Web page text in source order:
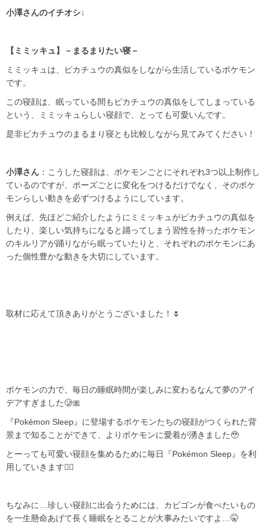
小澤さんのイチオシ↓
【ミミッキュ】－まるまりたい寝－
ミミッキュは、ピカチュウの真似をしながら生活しているポケモン
です。
この寝顔は、眠っている間もピカチュウの真似をしてしまっている
という、ミミッキュらしい寝顔で、とっても可愛いんです。
是非ピカチュウのまるまり寝とも比較しながら見てみてください！
小澤さん ：こうした寝顔は、ポケモンごとにそれぞれ3つ以上制作し
ているのですが、ポーズごとに変化をつけるだけでなく、そのポケ
モンらしい動きを必ずつけるようにしています。
例えば、先ほどご紹介したようにミミッキュがピカチュウの真似を
したり、楽しい気持ちになると踊ってしまう習性を持ったポケモン
のキルリアが踊りながら眠っていたりと、それぞれのポケモンにあ
った個性豊かな動きを大切にしています。
取材に応えて頂きありがとうございました！🌷
ポケモンの力で、毎日の睡眠時間が楽しみに変わるなんて夢のアイ
デアすぎました🥲‎🎀
『Pokémon Sleep』に登場するポケモンたちの寝顔がつくられた背
景まで知ることができて、よりポケモンに愛着が湧きました🥹
とーっても可愛い寝顔を集めるために毎日『Pokémon Sleep』を利
用していきます✊🏻
ちなみに…珍しい寝顔に出会うためには、カビゴンが食べたいもの
を一生懸命あげて長く睡眠をとることが大事みたいですよ…🤫